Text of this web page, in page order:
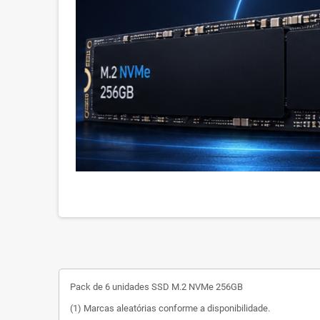
Pack de 6 unidades SSD M.2 NVMe 256GB
(1) Marcas aleatórias conforme a disponibilidade.